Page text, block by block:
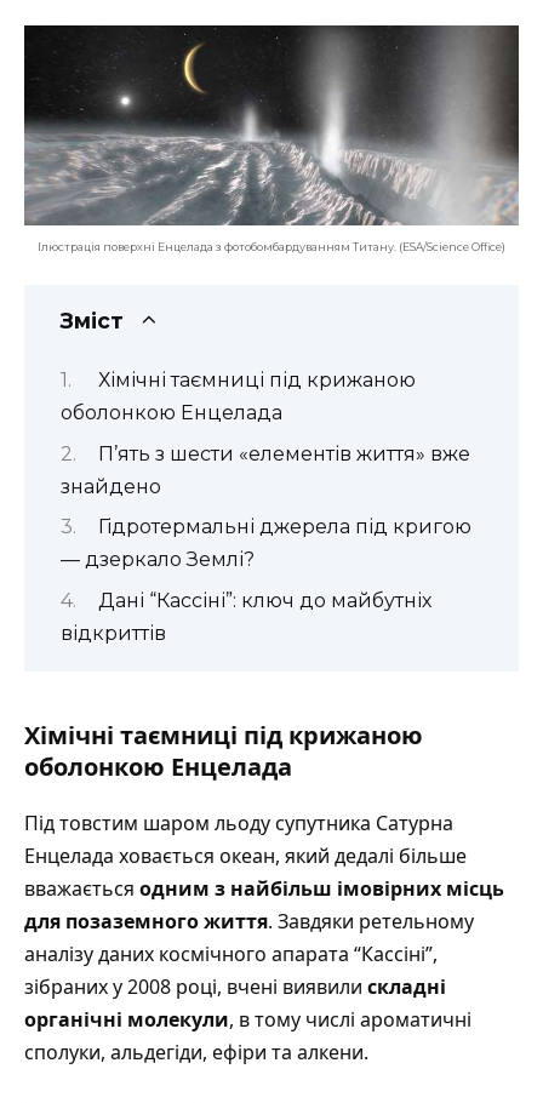
Ілюстрація поверхні Енцелада з фотобомбардуванням Титану. (ESA/Science Office)
Зміст
Хімічні таємниці під крижаною
оболонкою Енцелада
П’ять з шести «елементів життя» вже
знайдено
Гідротермальні джерела під кригою
— дзеркало Землі?
Дані “Кассіні”: ключ до майбутніх
відкриттів
Хімічні таємниці під крижаною
оболонкою Енцелада
Під товстим шаром льоду супутника Сатурна
Енцелада ховається океан, який дедалі більше
вважається одним з найбільш імовірних місць
для позаземного життя. Завдяки ретельному
аналізу даних космічного апарата “Кассіні”,
зібраних у 2008 році, вчені виявили складні
органічні молекули, в тому числі ароматичні
сполуки, альдегіди, ефіри та алкени.